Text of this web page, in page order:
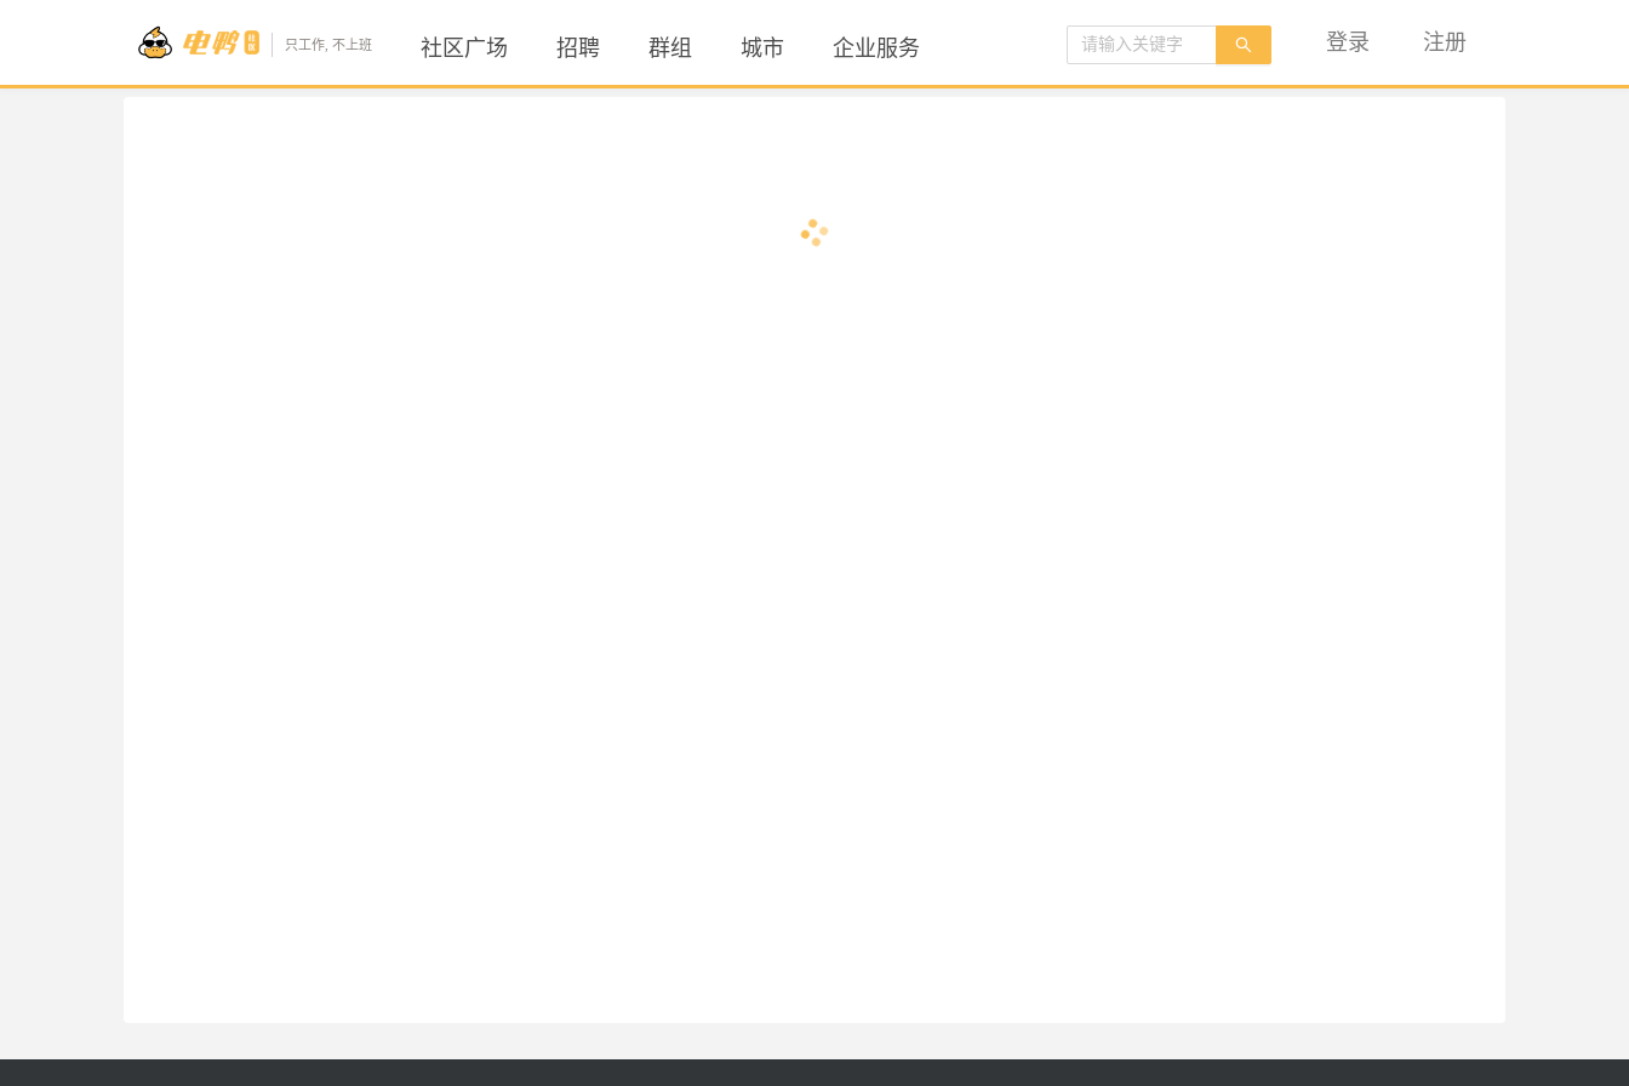
只工作, 不上班 社区广场 招聘 群组 城市 企业服务 登录 注册